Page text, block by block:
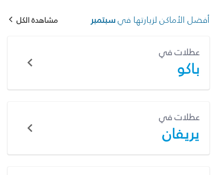
أفضل الأماكن لزيارتها فيسبتمبر مشاهدة الكل
عطلات في
باكو
عطلات في
يريفان